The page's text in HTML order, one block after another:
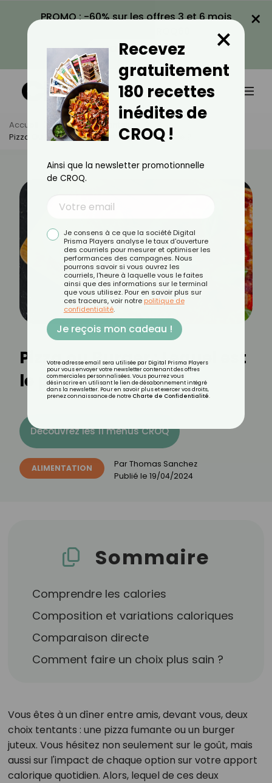
PROMO : -60% sur les offres 3 et 6 mois
VOIR LA PROMO
×
Accueil Actus
Alimentation
Pizza Ou Burger : Lequel Est Le Plus Calorique ?
Pizza ou Burger : Lequel est
le plus calorique ?
Découvrez les 11 menus CROQ
ALIMENTATION ParThomas Sanchez
Publié le 19/04/2024
Sommaire
Comprendre les calories
Composition et variations caloriques
Comparaison directe
Comment faire un choix plus sain ?
Vous êtes à un dîner entre amis, devant vous, deux
choix tentants : une pizza fumante ou un burger
juteux. Vous hésitez non seulement sur le goût, mais
aussi sur l'impact de chaque option sur votre apport
calorique quotidien. Alors, lequel de ces deux
Recevez
gratuitement
180 recettes
inédites de
CROQ !
×
Ainsi que la newsletter promotionnelle
de CROQ.
Je consens à ce que la société Digital
Prisma Players analyse le taux d'ouverture
des courriels pour mesurer et optimiser les
performances des campagnes. Nous
pourrons savoir si vous ouvrez les
courriels, l'heure à laquelle vous le faites
ainsi que des informations sur le terminal
que vous utilisez. Pour en savoir plus sur
ces traceurs, voir notre politique de
confidentialité.
Je reçois mon cadeau !
Votre adresse email sera utilisée par Digital Prisma Players
pour vous envoyer votre newsletter contenant des offres
commerciales personnalisées. Vous pourrez vous
désinscrire en utilisant le lien de désabonnement intégré
dans la newsletter. Pour en savoir plus et exercer vos droits,
prenez connaissance de notre Charte de Confidentialité.